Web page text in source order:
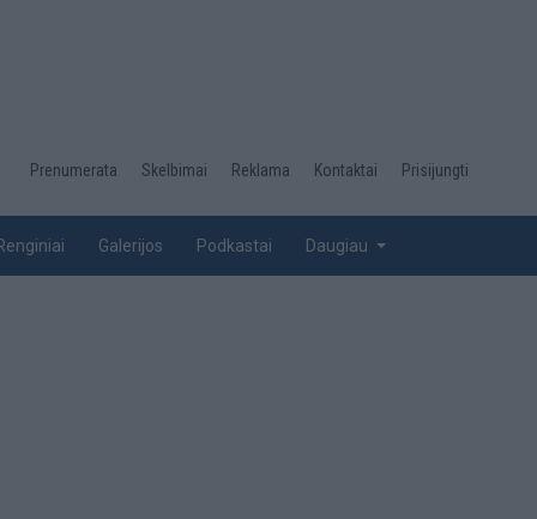
Desktop
top
Prenumerata Skelbimai Reklama Kontaktai Prisijungti
Galerijos Podkastai Daugiau